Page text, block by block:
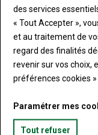
Sous-
titre
TITRE
BodyChoisissez
compte
Lien
des services
« Tout Accepter »,
et au traitement de
regard des finalités
revenir sur vos choix,
préférences cookies »
Paramétrer mes
Tout refuser